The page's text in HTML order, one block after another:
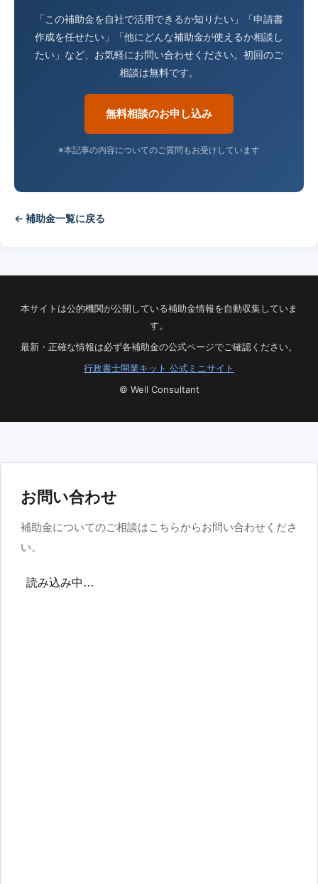
「この補助金を自社で活用できるか知りたい」「申請書
作成を任せたい」「他にどんな補助金が使えるか相談し
たい」など、お気軽にお問い合わせください。初回のご
相談は無料です。
無料相談のお申し込み
※本記事の内容についてのご質問もお受けしています
← 補助金一覧に戻る
本サイトは公的機関が公開している補助金情報を自動収集していま
す。
最新・正確な情報は必ず各補助金の公式ページでご確認ください。
行政書士開業キット 公式ミニサイト
© Well Consultant
お問い合わせ
補助金についてのご相談はこちらからお問い合わせくださ
い。